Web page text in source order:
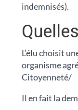
indemnisés).
L’élu choisit
organisme
Citoyenneté/
Il en fait la